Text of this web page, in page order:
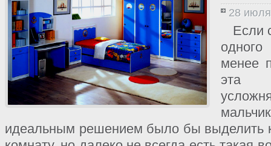
28 июля
Если
менее
эта
идеальным решением было бы выделить